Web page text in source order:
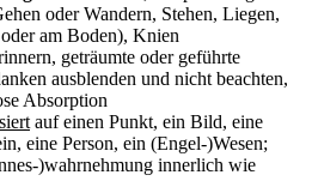
oder Wandern, Stehen, Liegen,
am Boden), Knien
geträumte oder geführte
ausblenden und nicht beachten,
Absorption
auf einen Punkt, ein Bild, eine
eine Person, ein (Engel-)Wesen;
)wahrnehmung innerlich wie